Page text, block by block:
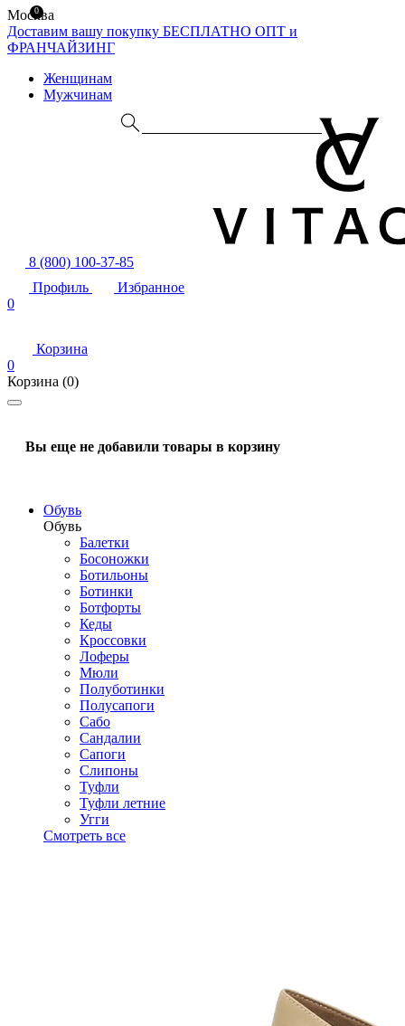
Москва
Доставим вашу покупку БЕСПЛАТНО ОПТ и
ФРАНЧАЙЗИНГ
Женщинам
Мужчинам
8 (800) 100-37-85
Профиль
Избранное
0
Корзина
0
Корзина (0)
Вы еще не добавили товары в корзину
Обувь
Обувь
Балетки
Босоножки
Ботильоны
Ботинки
Ботфорты
Кеды
Кроссовки
Лоферы
Мюли
Полуботинки
Полусапоги
Сабо
Сандалии
Сапоги
Слипоны
Туфли
Туфли летние
Угги
Смотреть все
0